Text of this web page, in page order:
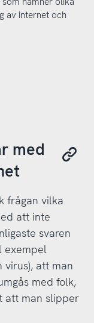
av internet och
med
frågan vilka
att inte
svaren
exempel
att man
med folk,
att man slipper